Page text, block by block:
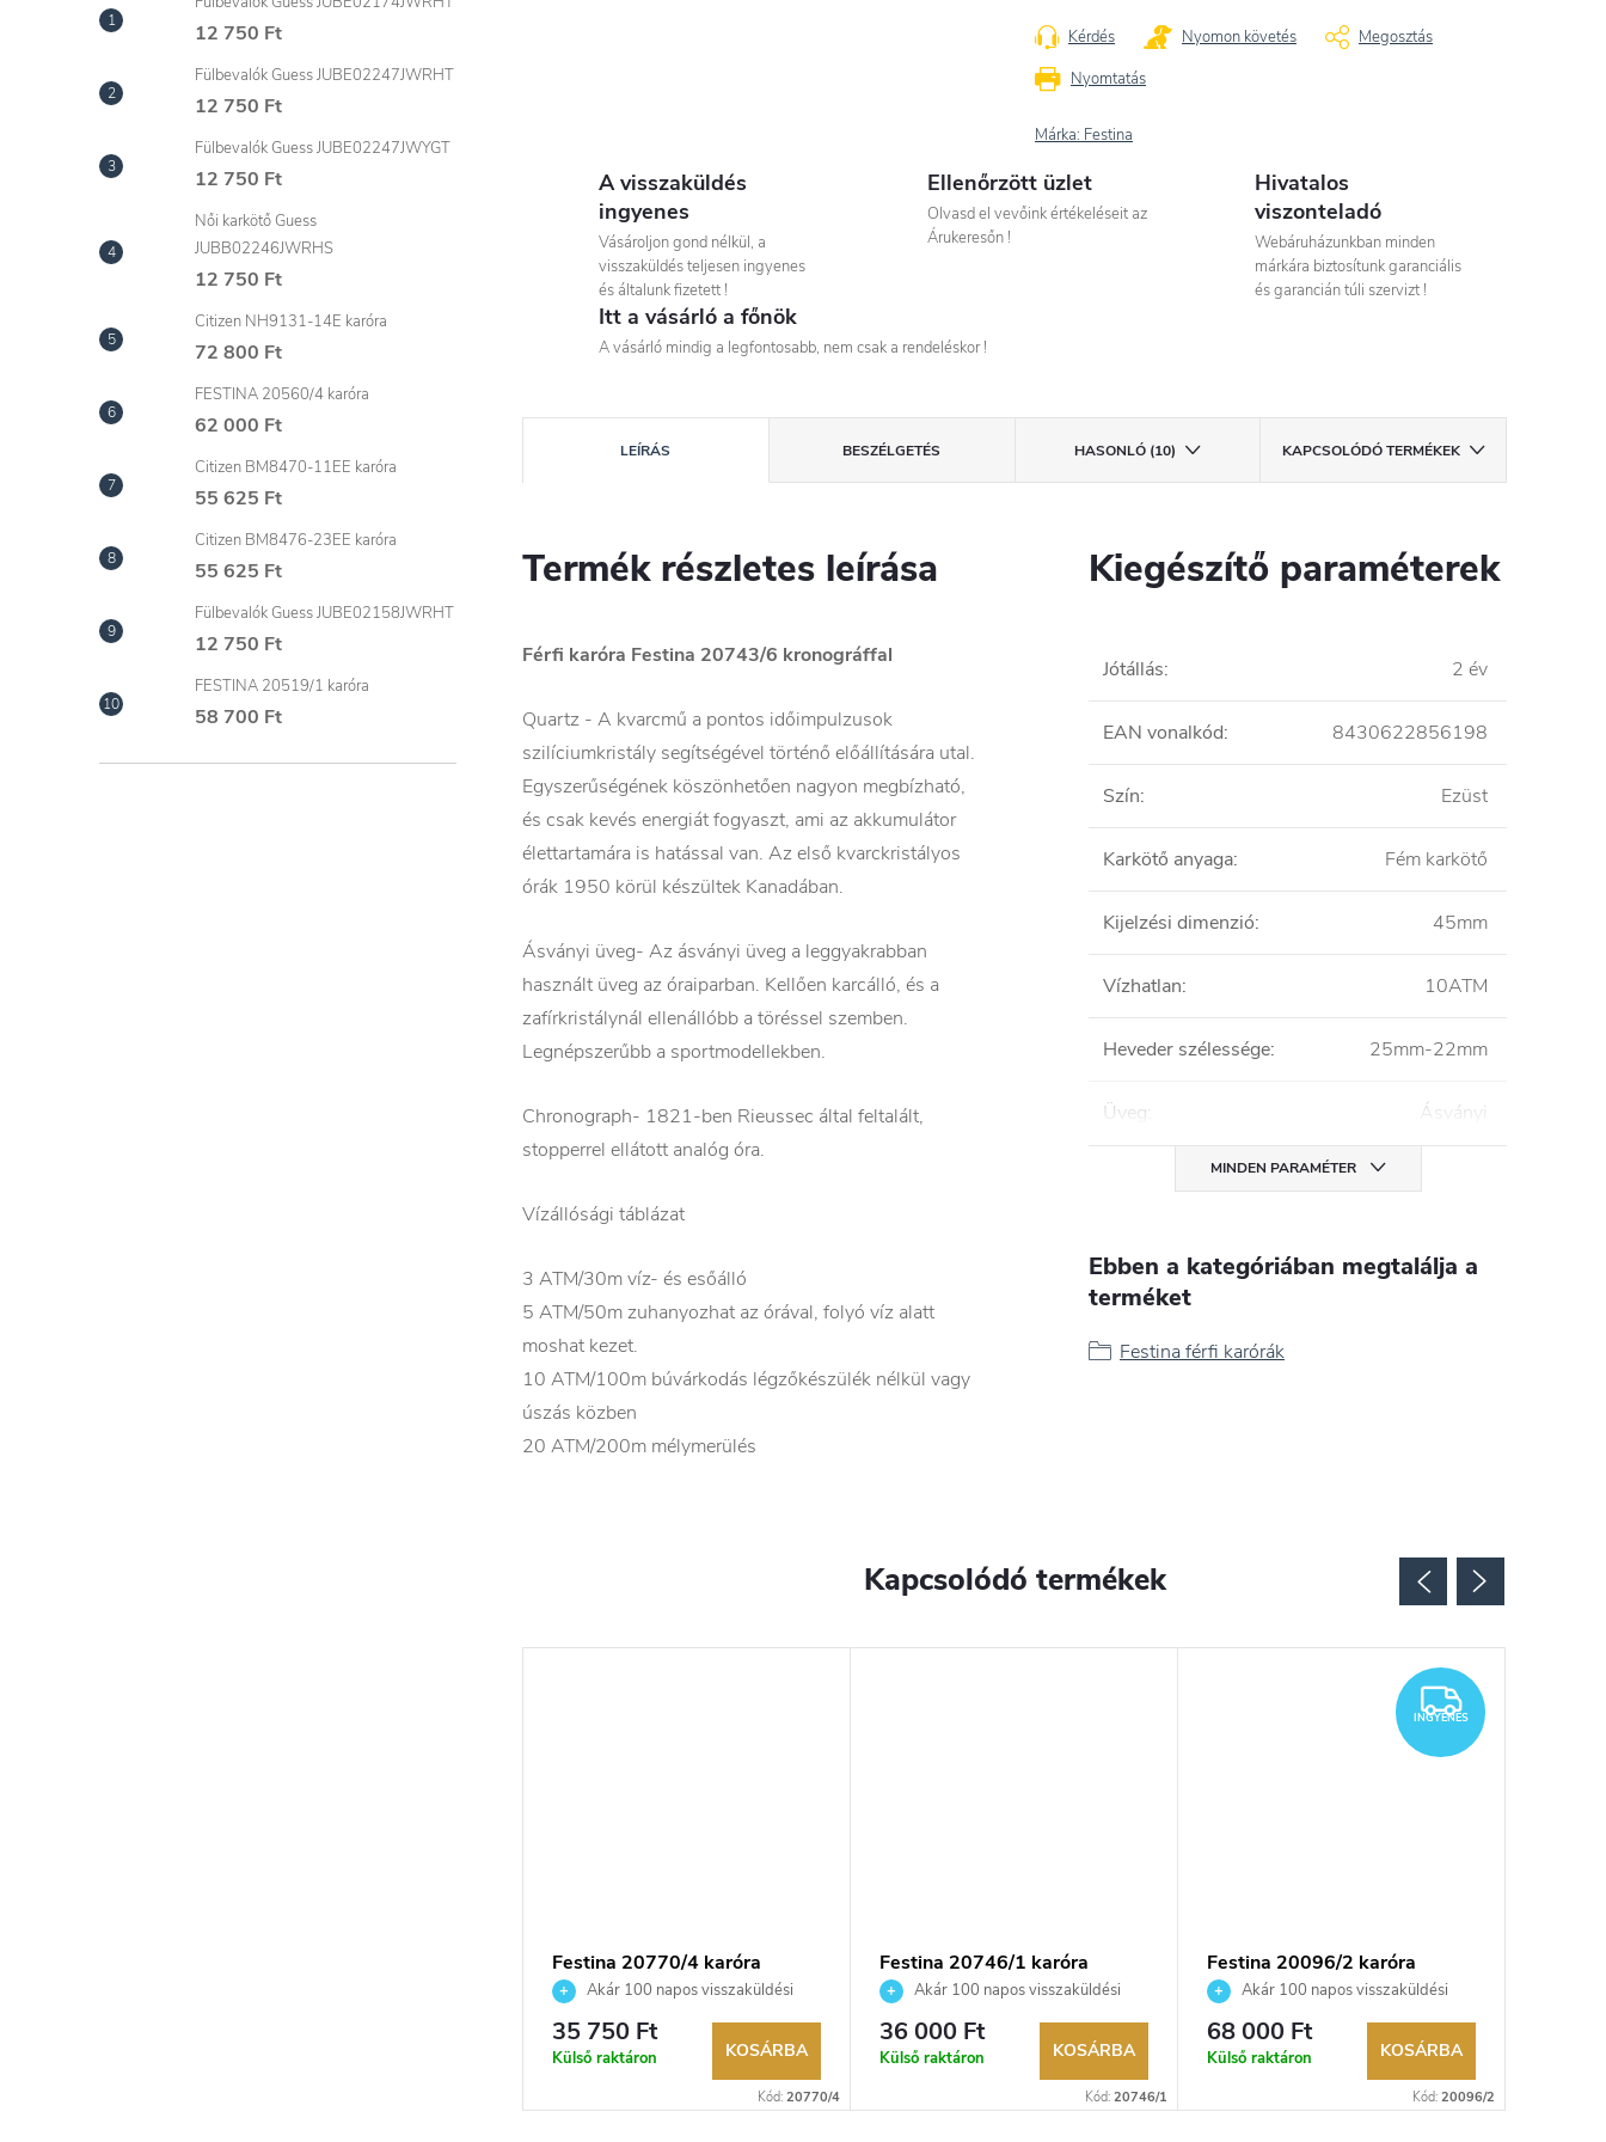
12 750 Ft
Fülbevalók Guess JUBE02247JWRHT
12 750 Ft
Fülbevalók Guess JUBE02247JWYGT
12 750 Ft
Női karkötő Guess
JUBB02246JWRHS
12 750 Ft
Citizen NH9131-14E karóra
72 800 Ft
FESTINA 20560/4 karóra
62 000 Ft
Citizen BM8470-11EE karóra
55 625 Ft
Citizen BM8476-23EE karóra
55 625 Ft
Fülbevalók Guess JUBE02158JWRHT
12 750 Ft
FESTINA 20519/1 karóra
58 700 Ft
Nyomtatás
Kérdés Nyomon követés Megosztás
Márka: Festina
A visszaküldés
ingyenes
Vásároljon gond nélkül, a
visszaküldés teljesen ingyenes
és általunk fizetett !
Ellenőrzött üzlet
Olvasd el vevőink értékeléseit az
Árukeresőn !
Hivatalos
viszonteladó
Webáruházunkban minden
márkára biztosítunk garanciális
és garancián túli szervizt !
Itt a vásárló a főnök
A vásárló mindig a legfontosabb, nem csak a rendeléskor !
LEÍRÁS BESZÉLGETÉS HASONLÓ (10) KAPCSOLÓDÓ TERMÉKEK
Termék részletes leírása
Férfi karóra Festina 20743/6 kronográffal
Quartz - A kvarcmű a pontos időimpulzusok
szilíciumkristály segítségével történő előállítására utal.
Egyszerűségének köszönhetően nagyon megbízható,
és csak kevés energiát fogyaszt, ami az akkumulátor
élettartamára is hatással van. Az első kvarckristályos
órák 1950 körül készültek Kanadában.
Ásványi üveg- Az ásványi üveg a leggyakrabban
használt üveg az óraiparban. Kellően karcálló, és a
zafírkristálynál ellenállóbb a töréssel szemben.
Legnépszerűbb a sportmodellekben.
Chronograph- 1821-ben Rieussec által feltalált,
stopperrel ellátott analóg óra.
Vízállósági táblázat
3 ATM/30m víz- és esőálló
5 ATM/50m zuhanyozhat az órával, folyó víz alatt
moshat kezet.
10 ATM/100m búvárkodás légzőkészülék nélkül vagy
úszás közben
20 ATM/200m mélymerülés
Kiegészítő paraméterek
Jótállás: 2 év
EAN vonalkód: 8430622856198
Szín: Ezüst
Karkötő anyaga: Fém karkötő
Kijelzési dimenzió: 45mm
Vízhatlan: 10ATM
Heveder szélessége: 25mm-22mm
Üveg: Ásványi
MINDEN PARAMÉTER
Ebben a kategóriában megtalálja a
terméket
Festina férfi karórák
Kapcsolódó termékek
Festina 20770/4 karóra
Akár 100 napos visszaküldési
lehetőség. Hivatalos márkakereskedő.
35 750 Ft
Külső raktáron KOSÁRBA
Kód: 20770/4
Festina 20746/1 karóra
Akár 100 napos visszaküldési
lehetőség. Hivatalos márkakereskedő.
36 000 Ft
Külső raktáron KOSÁRBA
Kód: 20746/1
INGYENES
INGYENES
Festina 20096/2 karóra
Akár 100 napos visszaküldési
lehetőség. Hivatalos márkakereskedő.
68 000 Ft
Külső raktáron KOSÁRBA
Kód: 20096/2